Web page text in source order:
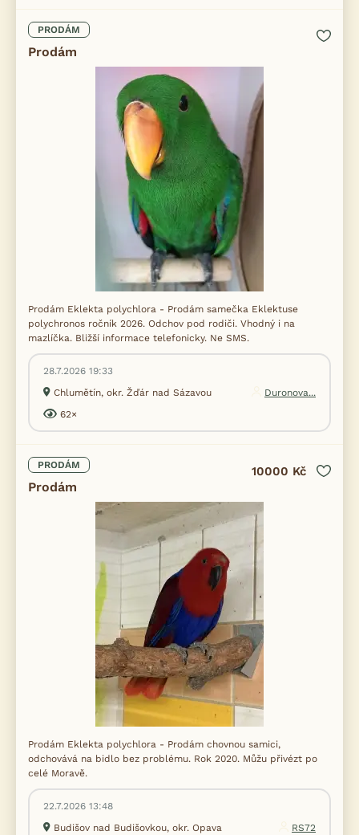
PRODÁM
Prodám
Prodám Eklekta polychlora - Prodám samečka Eklektuse
polychronos ročník 2026. Odchov pod rodiči. Vhodný i na
mazlíčka. Bližší informace telefonicky. Ne SMS.
28.7.2026 19:33
Chlumětín, okr. Žďár nad Sázavou
Duronova...
62×
PRODÁM
Prodám
10000 Kč
Prodám Eklekta polychlora - Prodám chovnou samici,
odchovává na bidlo bez problému. Rok 2020. Můžu přivézt po
celé Moravě.
22.7.2026 13:48
Budišov nad Budišovkou, okr. Opava
RS72